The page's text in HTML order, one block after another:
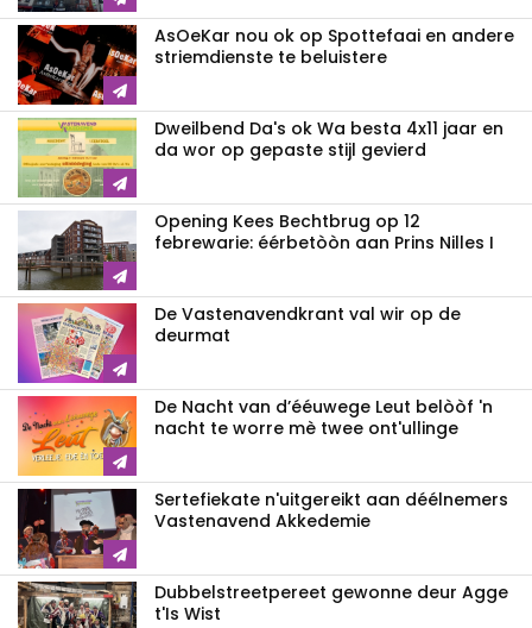
AsOeKar nou ok op Spottefaai en andere
striemdienste te beluistere
Dweilbend Da's ok Wa besta 4x11 jaar en
da wor op gepaste stijl gevierd
Opening Kees Bechtbrug op 12
febrewarie: éérbetòòn aan Prins Nilles I
De Vastenavendkrant val wir op de
deurmat
De Nacht van d’ééuwege Leut belòòf 'n
nacht te worre mè twee ont'ullinge
Sertefiekate n'uitgereikt aan déélnemers
Vastenavend Akkedemie
Dubbelstreetpereet gewonne deur Agge
t'Is Wist